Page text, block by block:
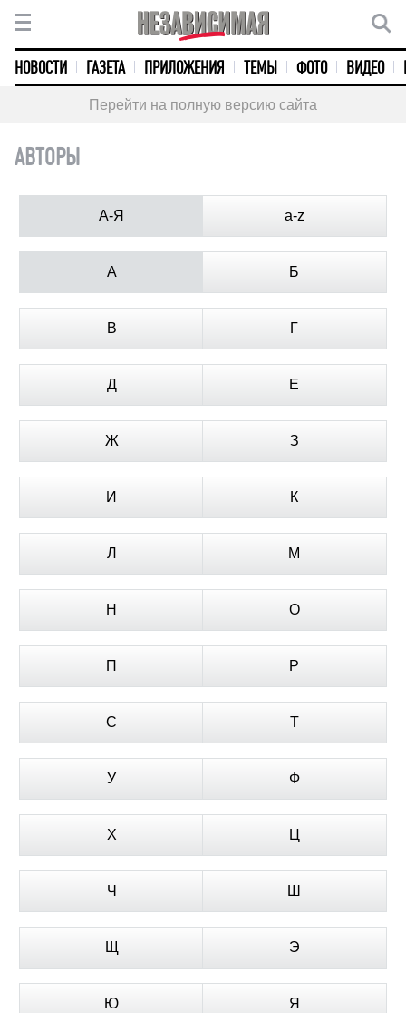
НОВОСТИ ГАЗЕТА ПРИЛОЖЕНИЯ ТЕМЫ ФОТО ВИДЕО
Перейти на полную версию сайта
АВТОРЫ
А-Я a-z
А Б
В Г
Д Е
Ж З
И К
Л М
Н О
П Р
С Т
У Ф
Х Ц
Ч Ш
Щ Э
Ю Я